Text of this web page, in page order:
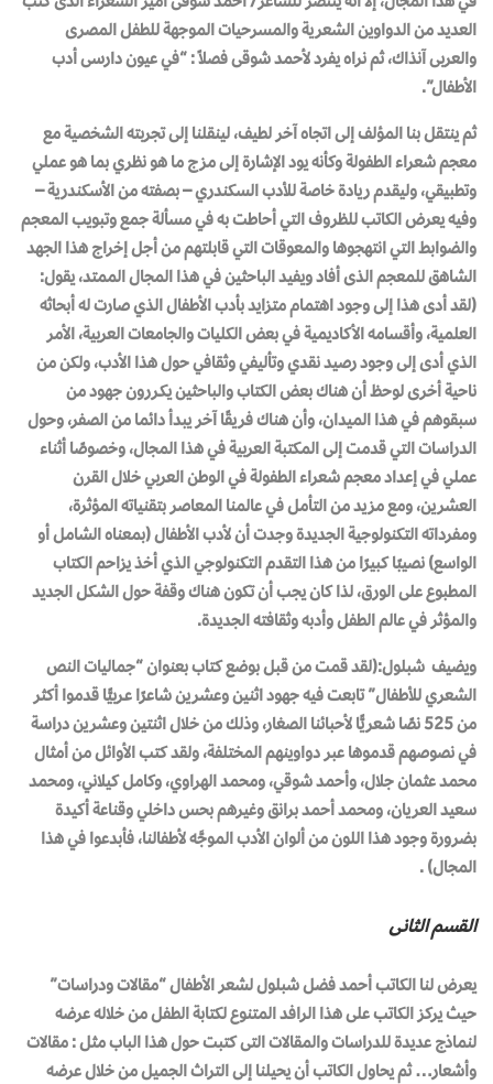
العديد من الدواوين الشعرية والمسرحيات الموجهة للطفل المصرى
والعربى آنذاك، ثم نراه يفرد لأحمد شوقى فصلاً : “في عيون دارسى أدب
الأطفال”.
ثم ينتقل بنا المؤلف إلى اتجاه آخر لطيف، لينقلنا إلى تجربته الشخصية مع
معجم شعراء الطفولة وكأنه يود الإشارة إلى مزج ما هو نظري بما هو عملي
وتطبيقي، وليقدم ريادة خاصة للأدب السكندري – بصفته من الأسكندرية –
وفيه يعرض الكاتب للظروف التي أحاطت به في مسألة جمع وتبويب المعجم
والضوابط التي انتهجوها والمعوقات التي قابلتهم من أجل إخراج هذا الجهد
الشاهق للمعجم الذى أفاد ويفيد الباحثين في هذا المجال الممتد، يقول:
(لقد أدى هذا إلى وجود اهتمام متزايد بأدب الأطفال الذي صارت له أبحاثه
العلمية، وأقسامه الأكاديمية في بعض الكليات والجامعات العربية، الأمر
الذي أدى إلى وجود رصيد نقدي وتأليفي وثقافي حول هذا الأدب، ولكن من
ناحية أخرى لوحظ أن هناك بعض الكتاب والباحثين يكـررون جهود من
سبقوهم في هذا الميدان، وأن هناك فريقًا آخر يبدأ دائما من الصفر، وحول
الدراسات التي قدمت إلى المكتبة العربية في هذا المجال، وخصوصًا أثناء
عملي في إعداد معجم شعراء الطفولة في الوطن العربي خلال القرن
العشرين، ومع مزيد من التأمل في عالمنا المعاصر بتقنياته المؤثرة،
ومفرداته التكنولوجية الجديدة وجدت أن لأدب الأطفال (بمعناه الشامل أو
الواسع) نصيبًا كبيرًا من هذا التقدم التكنولوجي الذي أخذ يزاحم الكتاب
المطبوع على الورق، لذا كان يجب أن تكون هناك وقفة حول الشكل الجديد
والمؤثر في عالم الطفل وأدبه وثقافته الجديدة.
ويضيف شبلول:(لقد قمت من قبل بوضع كتاب بعنوان “جماليات النص
الشعري للأطفال” تابعت فيه جهود اثنين وعشرين شاعرًا عـربيًّا قدموا أكثر
من 525 نصًا شعريًّا لأحبائنا الصغار، وذلك من خلال اثنتين وعشرين دراسة
في نصوصهم قدموها عبر دواوينهم المختلفة، ولقد كتب الأوائل من أمثال
محمد عثمان جلال، وأحمد شوقي، ومحمد الهراوي، وكامل كيلاني، ومحمد
سعيد العريان، ومحمد أحمد برانق وغيرهم بحس داخلي وقناعة أكيدة
بضرورة وجود هذا اللون من ألوان الأدب الموجَّه لأطفالنا، فأبدعوا في هذا
المجال) .
القسم الثانى
يعرض لنا الكاتب أحمد فضل شبلول لشعر الأطفال “مقالات ودراسات”
حيث يركز الكاتب على هذا الرافد المتنوع لكتابة الطفل من خلاله عرضه
لنماذج عديدة للدراسات والمقالات التى كتبت حول هذا الباب مثل : مقالات
وأشعار… ثم يحاول الكاتب أن يحيلنا إلى التراث الجميل من خلال عرضه